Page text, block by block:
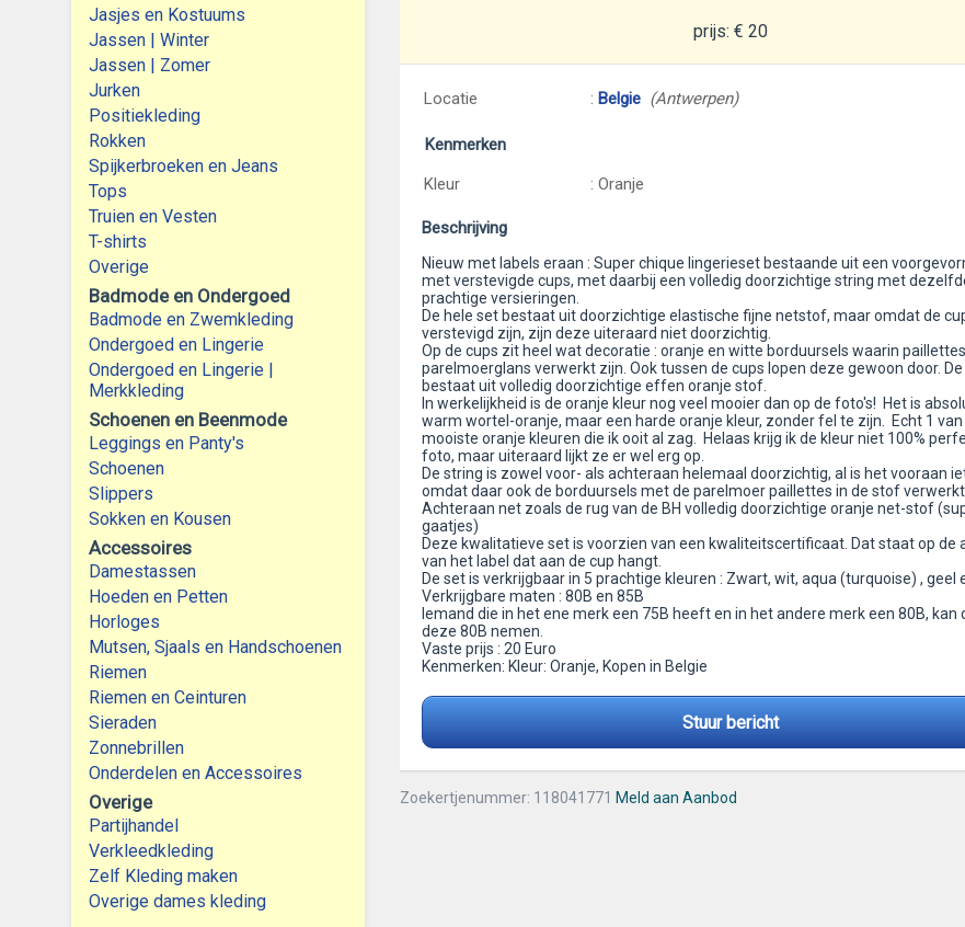
Jasjes en Kostuums
Jassen | Winter
Jassen | Zomer
Jurken
Positiekleding
Rokken
Spijkerbroeken en Jeans
Tops
Truien en Vesten
T-shirts
Overige
Badmode en Ondergoed
Badmode en Zwemkleding
Ondergoed en Lingerie
Ondergoed en Lingerie |
Merkkleding
Schoenen en Beenmode
Leggings en Panty's
Schoenen
Slippers
Sokken en Kousen
Accessoires
Damestassen
Hoeden en Petten
Horloges
Mutsen, Sjaals en Handschoenen
Riemen
Riemen en Ceinturen
Sieraden
Zonnebrillen
Onderdelen en Accessoires
Overige
Partijhandel
Verkleedkleding
Zelf Kleding maken
Overige dames kleding
prijs: € 20
Locatie : Belgie (Antwerpen)
Kenmerken
Kleur
: Oranje
Beschrijving
Nieuw met labels eraan : Super chique lingerieset bestaande uit een
met verstevigde cups, met daarbij een volledig doorzichtige string met
prachtige versieringen.
De hele set bestaat uit doorzichtige elastische fijne netstof, maar omdat de
verstevigd zijn, zijn deze uiteraard niet doorzichtig.
Op de cups zit heel wat decoratie : oranje en witte borduursels waarin
parelmoerglans verwerkt zijn. Ook tussen de cups lopen deze gewoon door. De
bestaat uit volledig doorzichtige effen oranje stof.
In werkelijkheid is de oranje kleur nog veel mooier dan op de foto's! Het is
warm wortel-oranje, maar een harde oranje kleur, zonder fel te zijn. Echt 1 van
mooiste oranje kleuren die ik ooit al zag. Helaas krijg ik de kleur niet 100%
foto, maar uiteraard lijkt ze er wel erg op.
De string is zowel voor- als achteraan helemaal doorzichtig, al is het vooraan
omdat daar ook de borduursels met de parelmoer paillettes in de stof verwerkt
Achteraan net zoals de rug van de BH volledig doorzichtige oranje net-stof
gaatjes)
Deze kwalitatieve set is voorzien van een kwaliteitscertificaat. Dat staat op de
van het label dat aan de cup hangt.
De set is verkrijgbaar in 5 prachtige kleuren : Zwart, wit, aqua (turquoise) , geel
Verkrijgbare maten : 80B en 85B
Iemand die in het ene merk een 75B heeft en in het andere merk een 80B, kan
deze 80B nemen.
Vaste prijs : 20 Euro
Kenmerken: Kleur: Oranje, Kopen in Belgie
Stuur bericht
Zoekertjenummer: 118041771 Meld aan Aanbod